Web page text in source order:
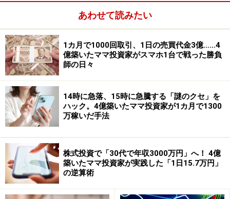
す。
今回は福の神流に少しひねった銘柄として、アスカネッ
あわせて読みたい
1カ月で1000回取引、1日の売買代金3億……4
億築いたママ投資家がスマホ1台で戦った勝負
師の日々
14時に急落、15時に急騰する「謎のクセ」を
ハック。4億築いたママ投資家が1カ月で1300
万稼いだ手法
株式投資で「30代で年収3000万円」へ！ 4億
築いたママ投資家が実践した「1日15.7万円」
の逆算術